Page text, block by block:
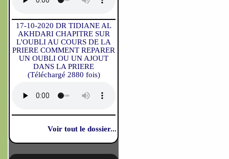
17-10-2020 DR TIDIANE AL
AKHDARI CHAPITRE SUR
L'OUBLI AU COURS DE LA
PRIERE COMMENT REPARER
UN OUBLI OU UN AJOUT
DANS LA PRIERE
(Téléchargé 2880 fois)
Voir tout le dossier...